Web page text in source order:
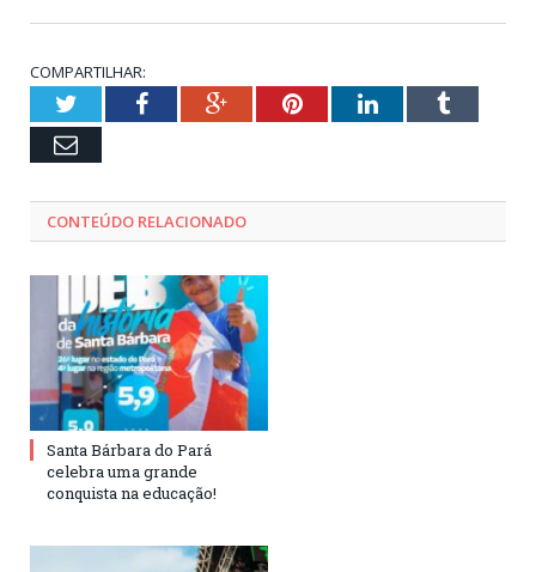
COMPARTILHAR:
TwitterFacebookGoogle+PinterestLinkedInTumblr
Email
CONTEÚDO RELACIONADO
Santa Bárbara do Pará
celebra uma grande
conquista na educação!